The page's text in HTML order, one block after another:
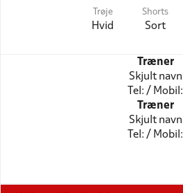
Trøje
Hvid
Shorts
Sort
Træner
Skjult navn
Tel: / Mobil:
Træner
Skjult navn
Tel: / Mobil: